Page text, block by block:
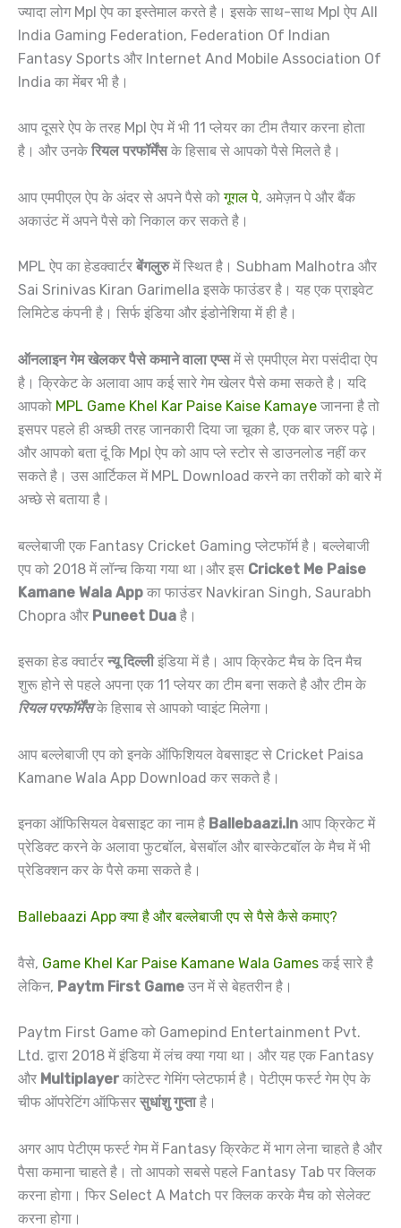
ज्यादा लोग Mpl ऐप का इस्तेमाल करते है। इसके साथ-साथ Mpl ऐप All
India Gaming Federation, Federation Of Indian
Fantasy Sports और Internet And Mobile Association Of
India का मेंबर भी है।
आप दूसरे ऐप के तरह Mpl ऐप में भी 11 प्लेयर का टीम तैयार करना होता
है। और उनके रियल परफॉर्मेंसके हिसाब से आपको पैसे मिलते है।
आप एमपीएल ऐप के अंदर से अपने पैसे कोगूगल पे, अमेज़न पे और बैंक
अकाउंट में अपने पैसे को निकाल कर सकते है।
MPL ऐप का हेडक्वार्टर बेंगलुरुमें स्थित है। Subham Malhotra और
Sai Srinivas Kiran Garimella इसके फाउंडर है। यह एक प्राइवेट
लिमिटेड कंपनी है। सिर्फ इंडिया और इंडोनेशिया में ही है।
ऑनलाइन गेम खेलकर पैसे कमाने वाला एप्समें से एमपीएल मेरा पसंदीदा ऐप
है। क्रिकेट के अलावा आप कई सारे गेम खेलर पैसे कमा सकते है। यदि
आपको MPL Game Khel Kar Paise Kaise Kamaye जानना है तो
इसपर पहले ही अच्छी तरह जानकारी दिया जा चूका है, एक बार जरुर पढ़े।
और आपको बता दूं कि Mpl ऐप को आप प्ले स्टोर से डाउनलोड नहीं कर
सकते है। उस आर्टिकल में MPL Download करने का तरीकों को बारे में
अच्छे से बताया है।
बल्लेबाजी एक Fantasy Cricket Gaming प्लेटफॉर्म है। बल्लेबाजी
एप को 2018 में लॉन्च किया गया था।और इस Cricket Me Paise
Kamane Wala App का फाउंडर Navkiran Singh, Saurabh
Chopra और Puneet Dua है।
इसका हेड क्वार्टर न्यू दिल्लीइंडिया में है। आप क्रिकेट मैच के दिन मैच
शुरू होने से पहले अपना एक 11 प्लेयर का टीम बना सकते है और टीम के
रियल परफॉर्मेंसके हिसाब से आपको प्वाइंट मिलेगा।
आप बल्लेबाजी एप को इनके ऑफिशियल वेबसाइट से Cricket Paisa
Kamane Wala App Download कर सकते है।
इनका ऑफिसियल वेबसाइट का नाम है Ballebaazi.In आप क्रिकेट में
प्रेडिक्ट करने के अलावा फुटबॉल, बेसबॉल और बास्केटबॉल के मैच में भी
प्रेडिक्शन कर के पैसे कमा सकते है।
Ballebaazi App क्या है और बल्लेबाजी एप से पैसे कैसे कमाए?
वैसे, Game Khel Kar Paise Kamane Wala Games कई सारे है
लेकिन, Paytm First Game उन में से बेहतरीन है।
Paytm First Game को Gamepind Entertainment Pvt.
Ltd. द्वारा 2018 में इंडिया में लंच क्या गया था। और यह एक Fantasy
और Multiplayer कांटेस्ट गेमिंग प्लेटफार्म है। पेटीएम फर्स्ट गेम ऐप के
चीफ ऑपरेटिंग ऑफिसर सुधांशु गुप्ताहै।
अगर आप पेटीएम फर्स्ट गेम में Fantasy क्रिकेट में भाग लेना चाहते है और
पैसा कमाना चाहते है। तो आपको सबसे पहले Fantasy Tab पर क्लिक
करना होगा। फिर Select A Match पर क्लिक करके मैच को सेलेक्ट
करना होगा।